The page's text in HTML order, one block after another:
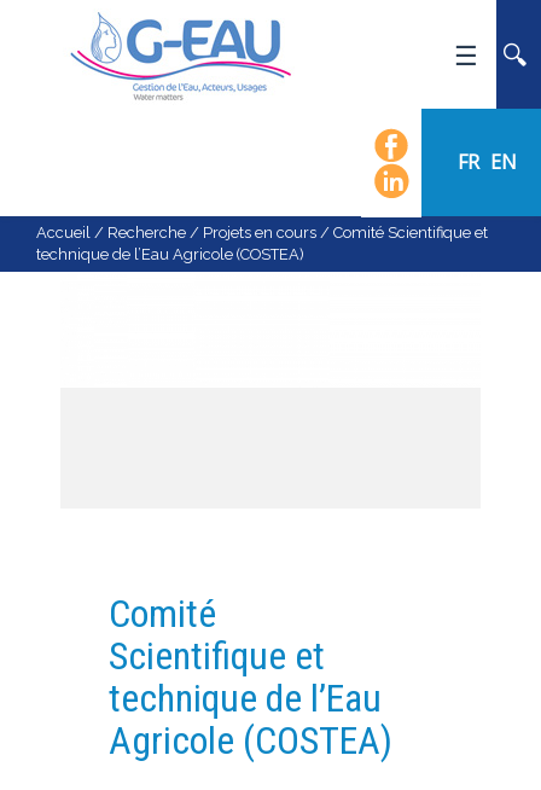
FR EN
ACTUALITÉS
AGENDA
IMPLANTATIONS GÉOGRAPHIQUES
PROJETS EN COURS
PROJETS TERMINÉS
NOS RÉSEAUX SCIENTIFIQUES ET TECHNIQUES
Accueil / Recherche / Projets en cours / Comité Scientifique et
technique de l’Eau Agricole (COSTEA)
Comité
Scientifique et
technique de l’Eau
Agricole (COSTEA)